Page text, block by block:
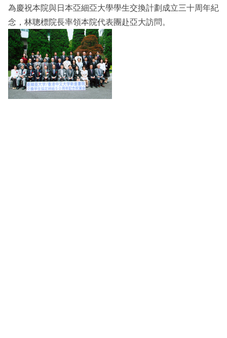
為慶祝本院與日本亞細亞大學學生交換計劃成立三十周年紀
念，林聰標院長率領本院代表團赴亞大訪問。